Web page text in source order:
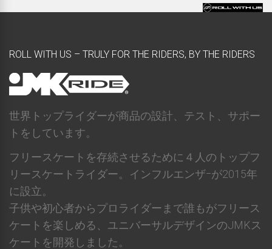
ROLL WITH US – TRULY FOR THE RIDERS, BY THE RIDERS
世界トップライダーが商品の設計、テスト、サポー
トをしています。
フリースケートを存続させるために４人のトップフ
リースケートライダー。インフルエンザｰが2015年
に設立。
子供や初心者からプロライダーまで誰もがフリース
ケートを楽しめる、ユニバーサルデザインのJMKス
ケートを開発しました。